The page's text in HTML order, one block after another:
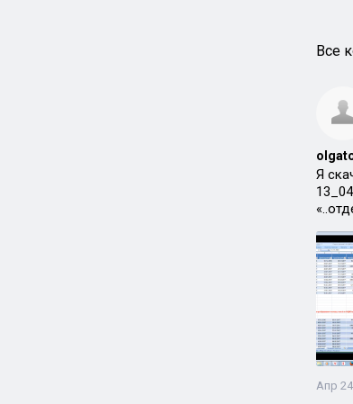
Все
Я
Апр